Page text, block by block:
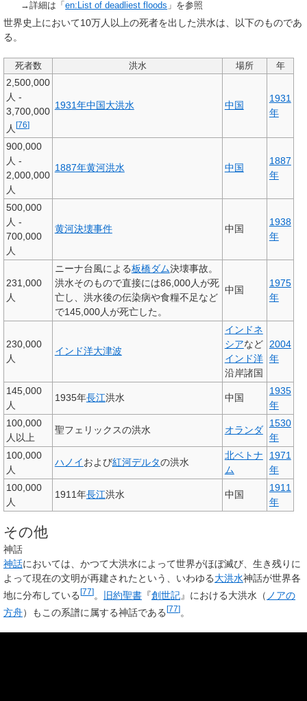
→詳細は「en:List of deadliest floods 」を参照
世界史上において10万人以上の死者を出した洪水は、以下のものであ
る。
死者数 洪水 場所 年
2,500,000
人 -
3,700,000
人 [76]
1931年中国大洪水 中国
1931
年
900,000
人 -
2,000,000
人
1887年黄河洪水 中国
1887
年
500,000
人 -
700,000
人
黄河決壊事件 中国
1938
年
231,000
人
ニーナ台風による板橋ダム決壊事故。
洪水そのもので直接には86,000人が死
亡し、洪水後の伝染病や食糧不足など
で145,000人が死亡した。
中国
1975
年
230,000
人
インド洋大津波
インドネ
シアなど
インド洋
沿岸諸国
2004
年
145,000
人
1935年長江洪水 中国
1935
年
100,000
人以上
聖フェリックスの洪水 オランダ
1530
年
100,000
人
ハノイおよび紅河デルタの洪水
北ベトナ
ム
1971
年
100,000
人
1911年長江洪水 中国
1911
年
その他
神話
神話においては、かつて大洪水によって世界がほぼ滅び、生き残りに
よって現在の文明が再建されたという、いわゆる大洪水神話が世界各
地に分布している[77]。 旧約聖書 『創世記』における大洪水（ ノアの
方舟）もこの系譜に属する神話である[77]。